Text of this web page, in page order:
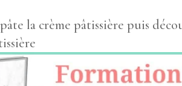
la crème pâtissière puis